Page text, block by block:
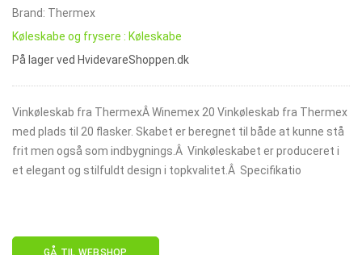
Brand: Thermex
Køleskabe og frysere : Køleskabe
På lager ved HvidevareShoppen.dk
Vinkøleskab fra ThermexÂ Winemex 20 Vinkøleskab fra Thermex
med plads til 20 flasker. Skabet er beregnet til både at kunne stå
frit men også som indbygnings.Â Vinkøleskabet er produceret i
et elegant og stilfuldt design i topkvalitet.Â Specifikatio
GÅ TIL WEBSHOP